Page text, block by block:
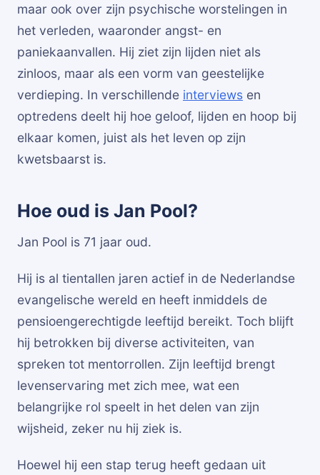
maar ook over zijn psychische worstelingen in
het verleden, waaronder angst- en
paniekaanvallen. Hij ziet zijn lijden niet als
zinloos, maar als een vorm van geestelijke
verdieping. In verschillende interviews en
optredens deelt hij hoe geloof, lijden en hoop bij
elkaar komen, juist als het leven op zijn
kwetsbaarst is.
Hoe oud is Jan Pool?
Jan Pool is 71 jaar oud.
Hij is al tientallen jaren actief in de Nederlandse
evangelische wereld en heeft inmiddels de
pensioengerechtigde leeftijd bereikt. Toch blijft
hij betrokken bij diverse activiteiten, van
spreken tot mentorrollen. Zijn leeftijd brengt
levenservaring met zich mee, wat een
belangrijke rol speelt in het delen van zijn
wijsheid, zeker nu hij ziek is.
Hoewel hij een stap terug heeft gedaan uit